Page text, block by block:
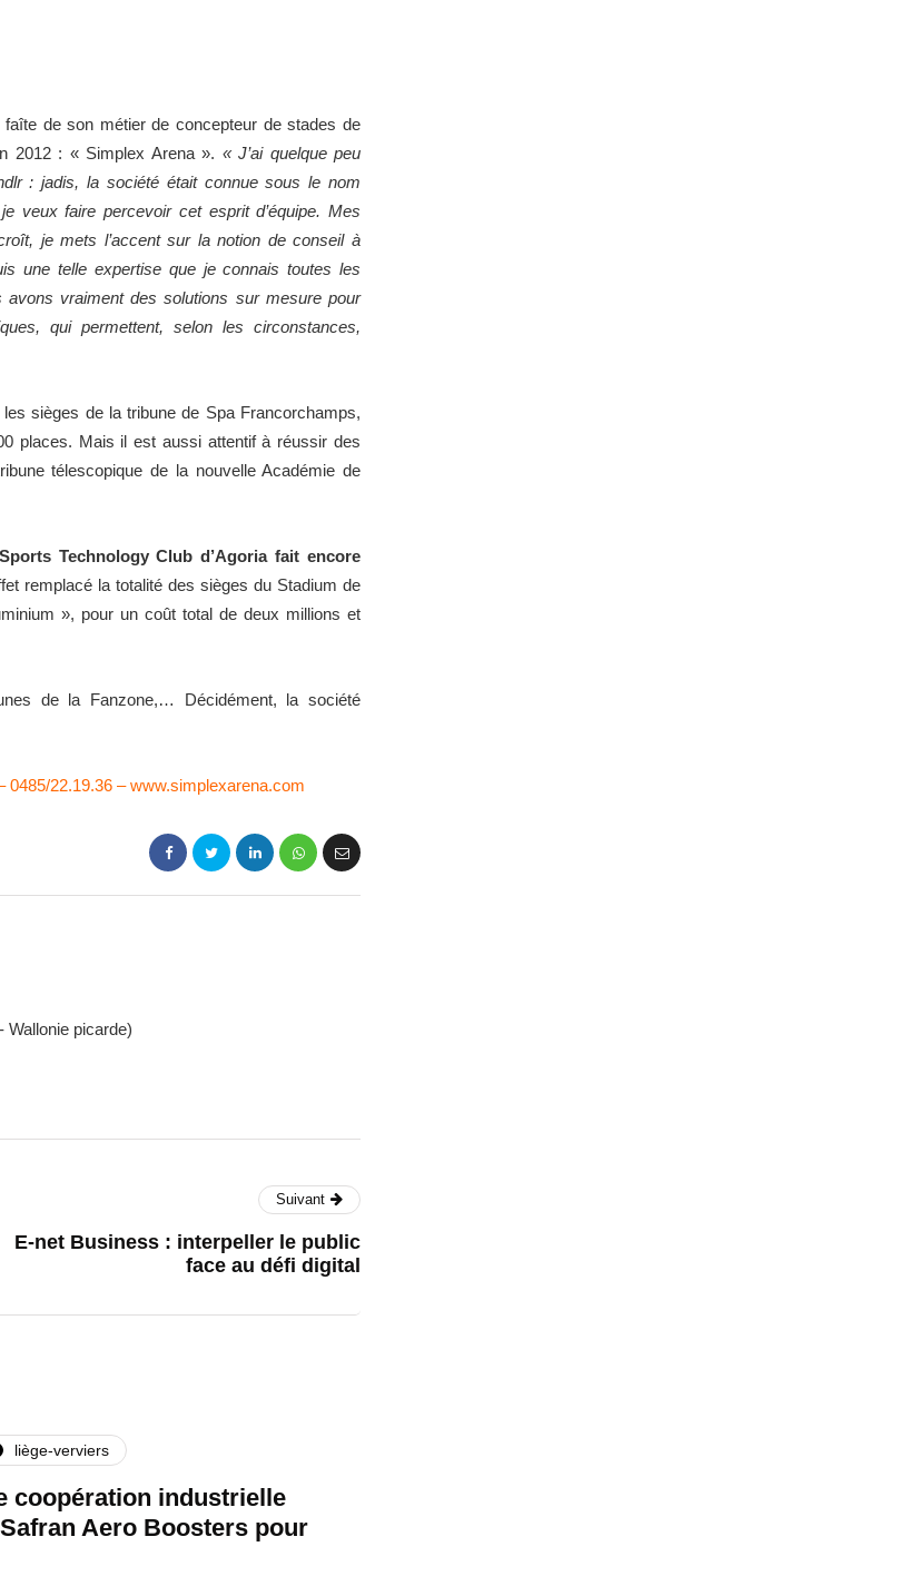
de son métier de concepteur de stades de
2012 : « Simplex Arena ». « J’ai quelque peu
: jadis, la société était connue sous le nom
veux faire percevoir cet esprit d’équipe. Mes
je mets l’accent sur la notion de conseil à
une telle expertise que je connais toutes les
vraiment des solutions sur mesure pour
qui permettent, selon les circonstances,
sièges de la tribune de Spa Francorchamps,
places. Mais il est aussi attentif à réussir des
télescopique de la nouvelle Académie de
Technology Club d’Agoria fait encore
remplacé la totalité des sièges du Stadium de
», pour un coût total de deux millions et
de la Fanzone,… Décidément, la société
0485/22.19.36 – www.simplexarena.com
Wallonie picarde)
Suivant
E-net Business : interpeller le public
face au défi digital
liège-verviers
coopération industrielle
Aero Boosters pour